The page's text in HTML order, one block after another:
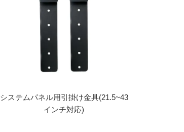
システムパネル用引掛け金具(21.5~43
インチ対応)